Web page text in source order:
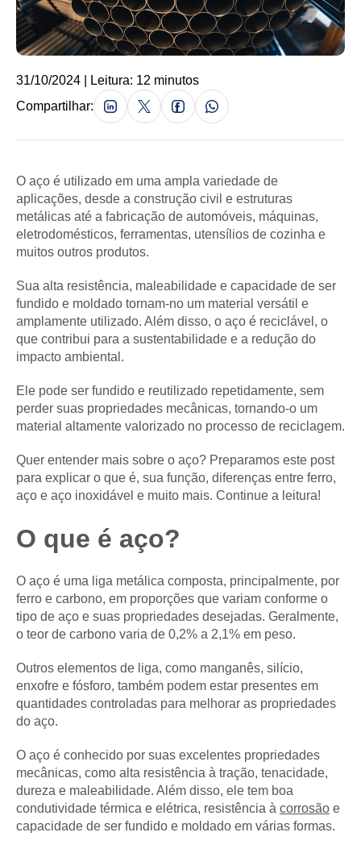
31/10/2024 | Leitura: 12 minutos
Compartilhar:
O aço é utilizado em uma ampla variedade de
aplicações, desde a construção civil e estruturas
metálicas até a fabricação de automóveis, máquinas,
eletrodomésticos, ferramentas, utensílios de cozinha e
muitos outros produtos.
Sua alta resistência, maleabilidade e capacidade de ser
fundido e moldado tornam-no um material versátil e
amplamente utilizado. Além disso, o aço é reciclável, o
que contribui para a sustentabilidade e a redução do
impacto ambiental.
Ele pode ser fundido e reutilizado repetidamente, sem
perder suas propriedades mecânicas, tornando-o um
material altamente valorizado no processo de reciclagem.
Quer entender mais sobre o aço? Preparamos este post
para explicar o que é, sua função, diferenças entre ferro,
aço e aço inoxidável e muito mais. Continue a leitura!
O que é aço?
O aço é uma liga metálica composta, principalmente, por
ferro e carbono, em proporções que variam conforme o
tipo de aço e suas propriedades desejadas. Geralmente,
o teor de carbono varia de 0,2% a 2,1% em peso.
Outros elementos de liga, como manganês, silício,
enxofre e fósforo, também podem estar presentes em
quantidades controladas para melhorar as propriedades
do aço.
O aço é conhecido por suas excelentes propriedades
mecânicas, como alta resistência à tração, tenacidade,
dureza e maleabilidade. Além disso, ele tem boa
condutividade térmica e elétrica, resistência à corrosão e
capacidade de ser fundido e moldado em várias formas.